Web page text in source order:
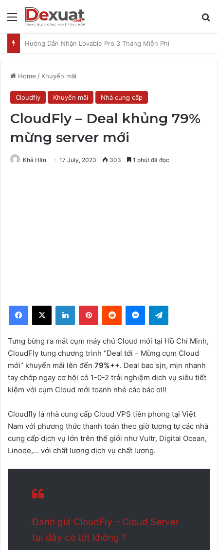
Menu
Hướng Dẫn Nhận ChatGPT K12 Miễn Phí Với Mã tmepkoa
Home / Khuyến mãi
Cloudfly Khuyến mãi Nhà cung cấp
CloudFly – Deal khủng 79%
mừng server mới
Khả Hân 17 July, 2023 303 1 phút đã đọc
Facebook
X LinkedInPinterestReddit MessengerTelegram
Tưng bừng ra mắt cụm máy chủ Cloud mới tại Hồ Chí Minh,
CloudFly tung chương trình “Deal tới – Mừng cụm Cloud
mới” khuyến mãi lên đến 79%++. Deal bao sịn, mịn nhanh
tay chớp ngay cơ hội có 1-0-2 trải nghiệm dịch vụ siêu tiết
kiệm với cụm Cloud mới toanh nhé các bác ơi!!
Cloudfly là nhà cung cấp Cloud VPS tiên phong tại Việt
Nam với phương thức thanh toán theo giờ tương tự các nhà
cung cấp dịch vụ lớn trên thế giới như Vultr, Digital Ocean,
Linode,… với chất lượng dịch vụ chất lượng.
Đánh giá CloudFly – Cloud Server
tại đây có tốt không ?